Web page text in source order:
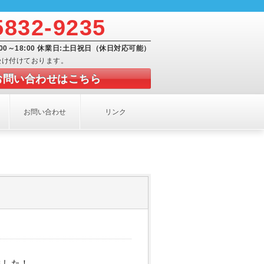
9235
～18:00 休業日:土日祝日（休日対応可能）
付けております。
問い合わせはこちら
お問い合わせ リンク